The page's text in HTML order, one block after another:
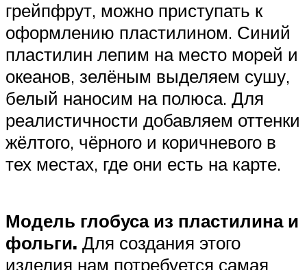
грейпфрут, можно приступать к
оформлению пластилином. Синий
пластилин лепим на место морей и
океанов, зелёным выделяем сушу,
белый наносим на полюса. Для
реалистичности добавляем оттенки
жёлтого, чёрного и коричневого в
тех местах, где они есть на карте.
Модель глобуса из пластилина и
фольги. Для создания этого
изделия нам потребуется самая